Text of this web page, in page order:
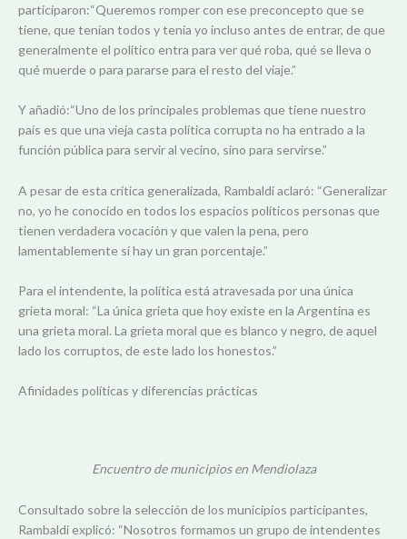
participaron:“Queremos romper con ese preconcepto que se
tiene, que tenían todos y tenía yo incluso antes de entrar, de que
generalmente el político entra para ver qué roba, qué se lleva o
qué muerde o para pararse para el resto del viaje.”
Y añadió:“Uno de los principales problemas que tiene nuestro
país es que una vieja casta política corrupta no ha entrado a la
función pública para servir al vecino, sino para servirse.”
A pesar de esta crítica generalizada, Rambaldi aclaró: “Generalizar
no, yo he conocido en todos los espacios políticos personas que
tienen verdadera vocación y que valen la pena, pero
lamentablemente sí hay un gran porcentaje.”
Para el intendente, la política está atravesada por una única
grieta moral: “La única grieta que hoy existe en la Argentina es
una grieta moral. La grieta moral que es blanco y negro, de aquel
lado los corruptos, de este lado los honestos.”
Afinidades políticas y diferencias prácticas
Encuentro de municipios en Mendiolaza
Consultado sobre la selección de los municipios participantes,
Rambaldi explicó: “Nosotros formamos un grupo de intendentes